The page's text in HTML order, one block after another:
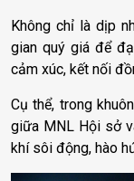
Không chỉ là dịp
gian quý giá để
cảm xúc, kết nối
Cụ thể, trong
giữa MNL Hội sở
khí sôi động, hào